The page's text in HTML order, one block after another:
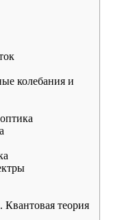
колебания и
Квантовая теория